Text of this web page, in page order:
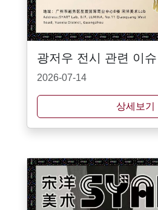
광저우 전시 관련 이슈
2026-07-14
상세보기